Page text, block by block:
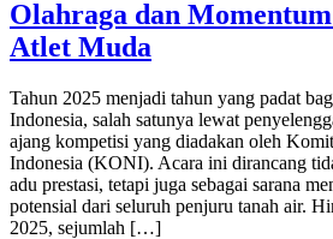
Olahraga dan
Atlet Muda
Tahun 2025 menjadi tahun yang padat
Indonesia, salah satunya lewat
ajang kompetisi yang diadakan oleh
Indonesia (KONI). Acara ini dirancang
adu prestasi, tetapi juga sebagai sarana
potensial dari seluruh penjuru tanah air.
2025, sejumlah […]